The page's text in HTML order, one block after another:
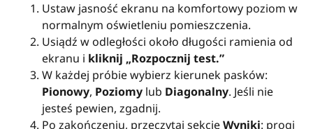
Ustaw jasność ekranu na komfortowy poziom w
normalnym oświetleniu pomieszczenia.
Usiądź w odległości około długości ramienia od
ekranu i kliknij „Rozpocznij test.”
W każdej próbie wybierz kierunek pasków:
Pionowy, Poziomy lub Diagonalny. Jeśli nie
jesteś pewien, zgadnij.
Po zakończeniu, przeczytaj sekcjęWyniki: progi